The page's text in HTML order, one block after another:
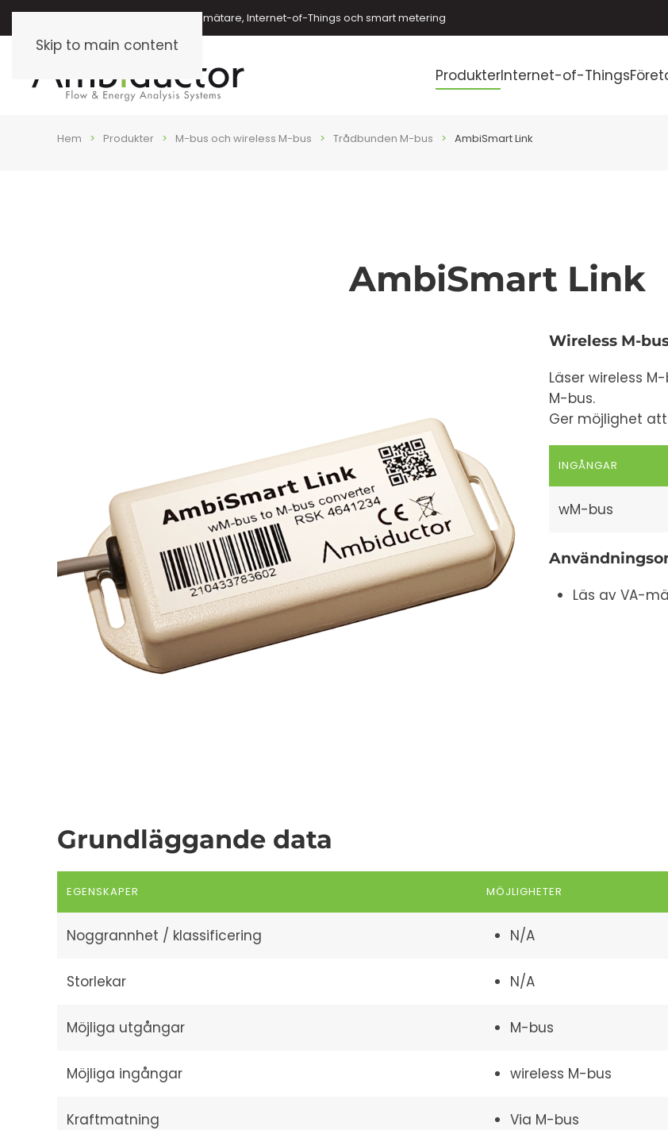
Skip to main content
Energimätare, vattenmätare, oljemätare, Internet-of-Things och smart metering
ProdukterInternet-of-Things
Hem Produkter M-bus och wireless M-bus Trådbunden M-bus AmbiSmart Link
AmbiSmart Link
Wireless M-
Läser wireless
M-bus.
Ger möjlighet
INGÅNGAR
wM-bus
Läs av VA-
Grundläggande data
EGENSKAPER MÖJLIGHETER
Noggrannhet / klassificering N/A
Storlekar N/A
Möjliga utgångar M-bus
Möjliga ingångar wireless M-bus
Kraftmatning Via M-bus